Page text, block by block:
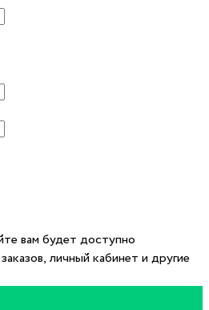
вам будет доступно
личный кабинет и другие